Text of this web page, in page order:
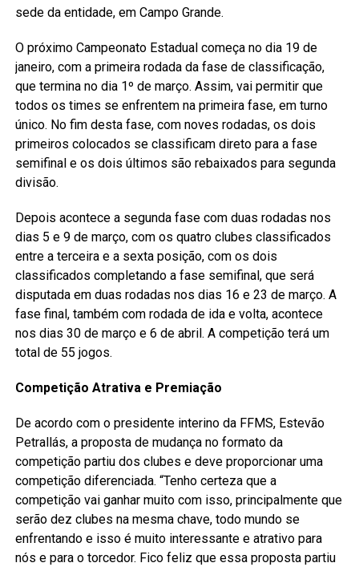
sede da entidade, em Campo Grande.
O próximo Campeonato Estadual começa no dia 19 de
janeiro, com a primeira rodada da fase de classificação,
que termina no dia 1º de março. Assim, vai permitir que
todos os times se enfrentem na primeira fase, em turno
único. No fim desta fase, com noves rodadas, os dois
primeiros colocados se classificam direto para a fase
semifinal e os dois últimos são rebaixados para segunda
divisão.
Depois acontece a segunda fase com duas rodadas nos
dias 5 e 9 de março, com os quatro clubes classificados
entre a terceira e a sexta posição, com os dois
classificados completando a fase semifinal, que será
disputada em duas rodadas nos dias 16 e 23 de março. A
fase final, também com rodada de ida e volta, acontece
nos dias 30 de março e 6 de abril. A competição terá um
total de 55 jogos.
Competição Atrativa e Premiação
De acordo com o presidente interino da FFMS, Estevão
Petrallás, a proposta de mudança no formato da
competição partiu dos clubes e deve proporcionar uma
competição diferenciada. “Tenho certeza que a
competição vai ganhar muito com isso, principalmente que
serão dez clubes na mesma chave, todo mundo se
enfrentando e isso é muito interessante e atrativo para
nós e para o torcedor. Fico feliz que essa proposta partiu